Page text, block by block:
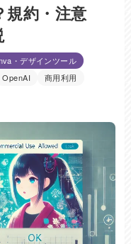
規約・注意
・デザインツール
OpenAI 商用利用